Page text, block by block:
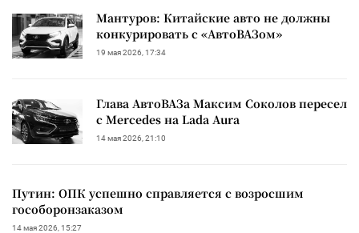
Мантуров: Китайские авто не должны
конкурировать с «АвтоВАЗом»
19 мая 2026, 17:34
Глава АвтоВАЗа Максим Соколов пересел
с Mercedes на Lada Aura
14 мая 2026, 21:10
Путин: ОПК успешно справляется с возросшим
гособоронзаказом
14 мая 2026, 15:27